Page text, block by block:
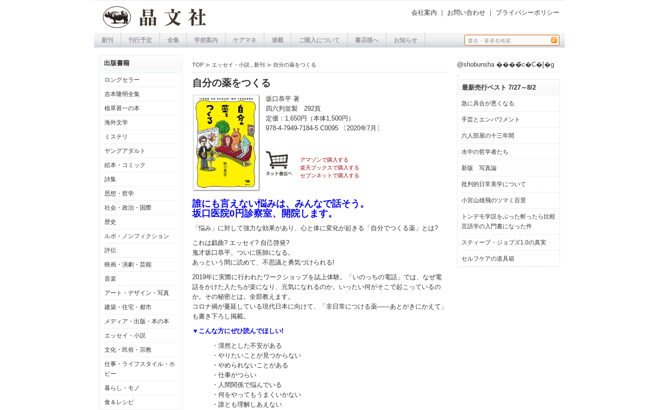
会社案内 ｜ お問い合わせ ｜ プライバシーポリシー
新刊 刊行予定 全集 学校案内 ケアマネ 連載 ご購入について 書店様へ お知らせ
出版書籍
ロングセラー
吉本隆明全集
植草甚一の本
海外文学
ミステリ
ヤングアダルト
絵本・コミック
詩集
思想・哲学
社会・政治・国際
歴史
ルポ・ノンフィクション
評伝
映画・演劇・芸能
音楽
アート・デザイン・写真
建築・住宅・都市
メディア・出版・本の本
エッセイ・小説
文化・民俗・宗教
仕事・ライフスタイル・ホ
ビー
暮らし・モノ
食＆レシピ
TOP ≫ エッセイ・小説 新刊 ≫ 自分の薬をつくる
自分の薬をつくる
坂口恭平 著
四六判並製 292頁
定価：1,650円（本体1,500円）
978-4-7949-7184-5 C0095 〔2020年7月〕
アマゾンで購入する
楽天ブックスで購入する
セブンネットで購入する
誰にも言えない悩みは、みんなで話そう。
坂口医院0円診察室、開院します。
「悩み」に対して強力な効果があり、心と体に変化が起きる「自分でつくる薬」とは?
これは戯曲? エッセイ? 自己啓発?
鬼才坂口恭平、ついに医師になる。
あっという間に読めて、不思議と勇気づけられる!
2019年に実際に行われたワークショップを誌上体験。「いのっちの電話」では、なぜ電
話をかけた人たちが楽になり、元気になれるのか。いったい何がそこで起こっているの
か。その秘密とは。全部教えます。
コロナ禍が蔓延している現代日本に向けて、「非日常につける薬――あとがきにかえて」
も書き下ろし掲載。
▼こんな方にぜひ読んでほしい!
・漠然とした不安がある
・やりたいことが見つからない
・やめられないことがある
・仕事がつらい
・人間関係で悩んでいる
・何をやってもうまくいかない
・誰とも理解しあえない
@shobunsha ����̃c�C�[�g
.
最新売行ベスト 7/27～8/2
急に具合が悪くなる
手芸とエンパワメント
六人部屋の十三年間
水中の哲学者たち
新版 写真論
批判的日常美学について
小宮山雄飛のツマミ百景
トンデモ学説をぶった斬ったら比較
言語学の入門書になった件
スティーブ・ジョブズ1.0の真実
セルフケアの道具箱